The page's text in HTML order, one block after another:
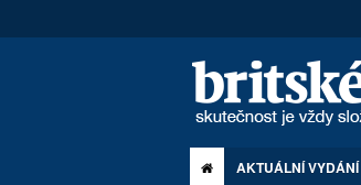
AKTUÁLNÍ VYDÁNÍ